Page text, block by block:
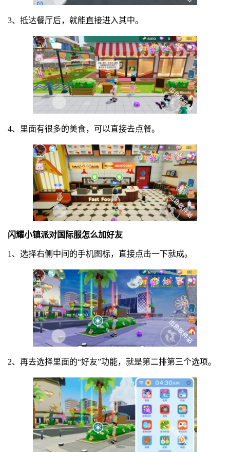
3、抵达餐厅后，就能直接进入其中。
4、里面有很多的美食，可以直接去点餐。
闪耀小镇派对国际服怎么加好友
1、选择右侧中间的手机图标，直接点击一下就成。
2、再去选择里面的“好友”功能，就是第二排第三个选项。